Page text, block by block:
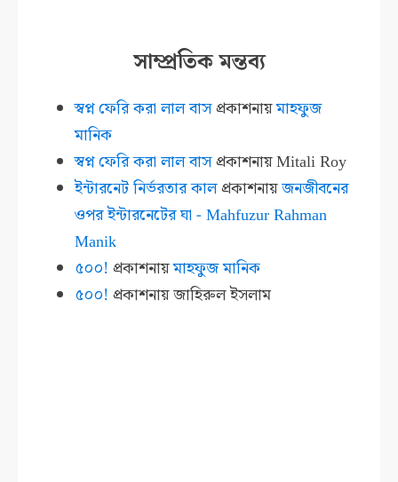
সাম্প্রতিক মন্তব্য
স্বপ্ন ফেরি করা লাল বাসপ্রকাশনায়মাহফুজ
মানিক
স্বপ্ন ফেরি করা লাল বাসপ্রকাশনায়Mitali Roy
ইন্টারনেট নির্ভরতার কালপ্রকাশনায়জনজীবনের
ওপর ইন্টারনেটের ঘা - Mahfuzur Rahman
Manik
৫০০! প্রকাশনায়মাহফুজ মানিক
৫০০! প্রকাশনায়জাহিরুল ইসলাম